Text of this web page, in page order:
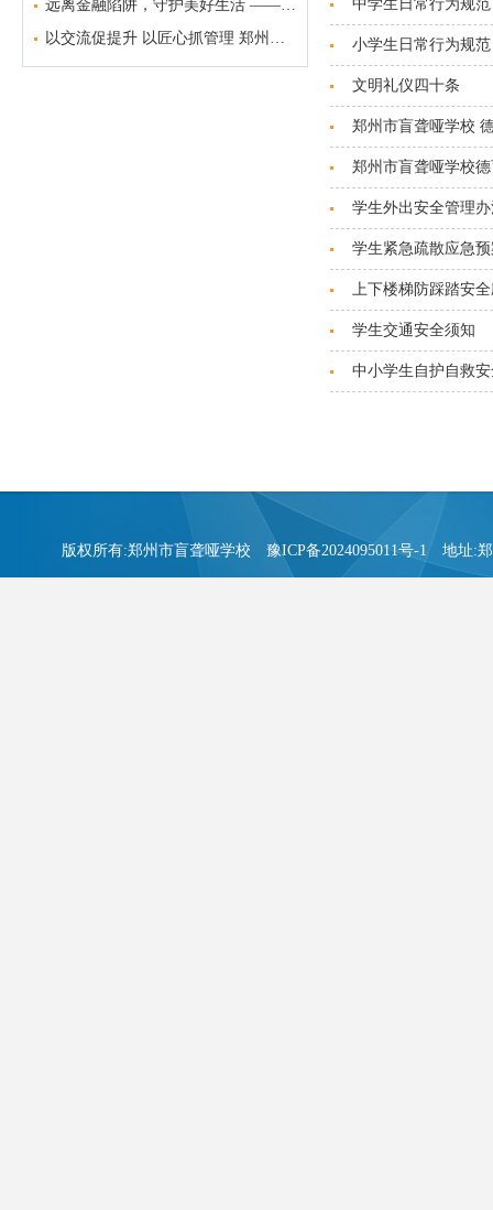
远离金融陷阱，守护美好生活 —— 郑州市盲聋哑学校金融安全科普宣传
以交流促提升 以匠心抓管理 郑州市盲聋哑学校召开班主任经验交流会
中学生日常行为规范
小学生日常行为规范
文明礼仪四十条
郑州市盲聋哑学校
郑州市盲聋哑学校
学生外出安全管理
学生紧急疏散应急
上下楼梯防踩踏安
学生交通安全须知
中小学生自护自救
版权所有:郑州市盲聋哑学校 豫ICP备2024095011号-1 地址:郑